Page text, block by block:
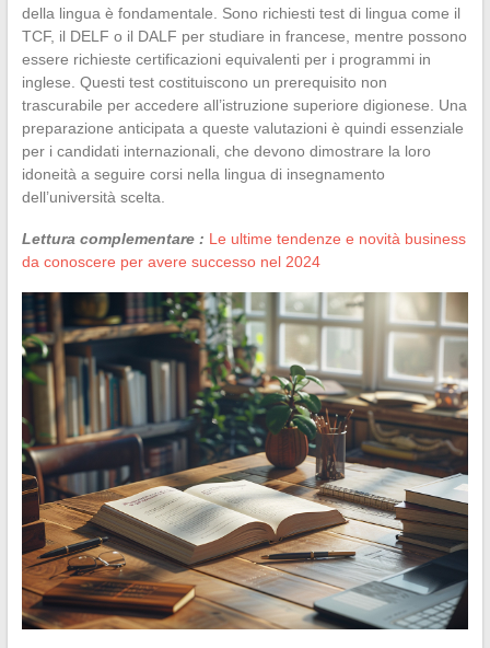
della lingua è fondamentale. Sono richiesti test di lingua come il
TCF, il DELF o il DALF per studiare in francese, mentre possono
essere richieste certificazioni equivalenti per i programmi in
inglese. Questi test costituiscono un prerequisito non
trascurabile per accedere all’istruzione superiore digionese. Una
preparazione anticipata a queste valutazioni è quindi essenziale
per i candidati internazionali, che devono dimostrare la loro
idoneità a seguire corsi nella lingua di insegnamento
dell’università scelta.
Lettura complementare : Le ultime tendenze e novità business
da conoscere per avere successo nel 2024